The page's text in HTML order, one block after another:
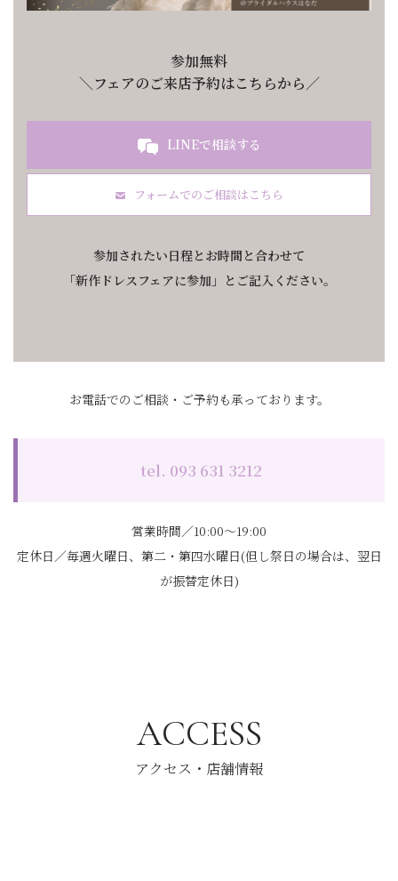
参加無料
＼フェアのご来店予約はこちらから／
LINEで相談する
フォームでのご相談はこちら
参加されたい日程とお時間と合わせて
「新作ドレスフェアに参加」とご記入ください。
お電話でのご相談・ご予約も承っております。
tel. 093 631 3212
営業時間／10:00～19:00
定休日／毎週火曜日、第二・第四水曜日(但し祭日の場合は、翌日
が振替定休日)
ACCESS
アクセス・店舗情報